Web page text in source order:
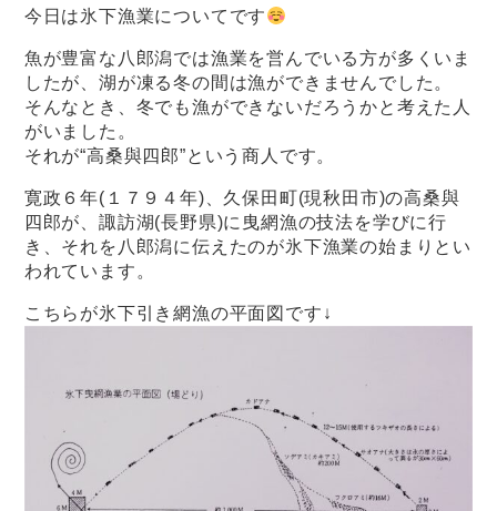
今日は氷下漁業についてです
魚が豊富な八郎潟では漁業を営んでいる方が多くいま
したが、湖が凍る冬の間は漁ができませんでした。
そんなとき、冬でも漁ができないだろうかと考えた人
がいました。
それが“高桑與四郎”という商人です。
寛政６年(１７９４年)、久保田町(現秋田市)の高桑與
四郎が、諏訪湖(長野県)に曳網漁の技法を学びに行
き、それを八郎潟に伝えたのが氷下漁業の始まりとい
われています。
こちらが氷下引き網漁の平面図です↓